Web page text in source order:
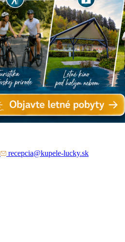
recepcia@kupele-lucky.sk